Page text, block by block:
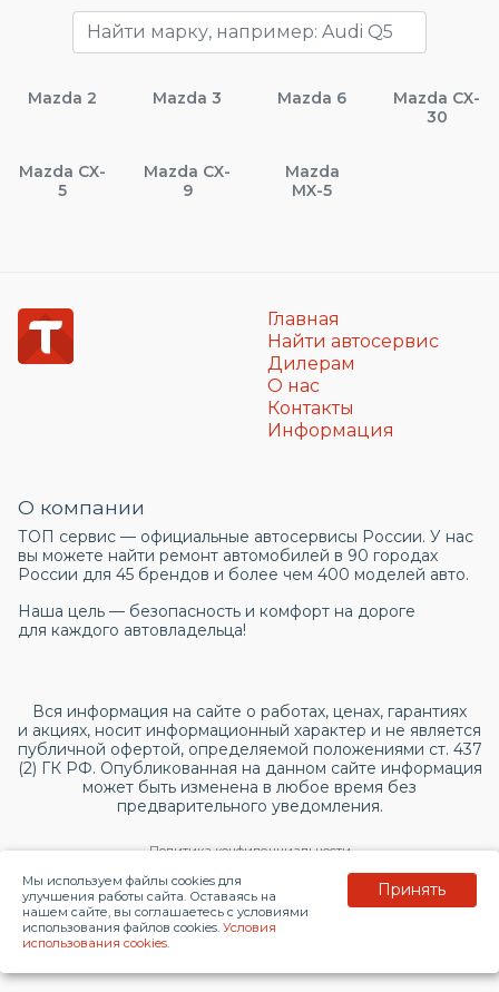
Mazda 2 Mazda 3 Mazda 6
Mazda CX-
30
Mazda CX-
5
Mazda CX-
9
Mazda
MX-5
Главная
Найти автосервис
Дилерам
О нас
Контакты
Информация
О компании
ТОП сервис — официальные автосервисы России. У нас
вы можете найти ремонт автомобилей в 90 городах
России для 45 брендов и более чем 400 моделей авто.
Наша цель — безопасность и комфорт на дороге
для каждого автовладельца!
Вся информация на сайте о работах, ценах, гарантиях
и акциях, носит информационный характер и не является
публичной офертой, определяемой положениями ст. 437
(2) ГК РФ. Опубликованная на данном сайте информация
может быть изменена в любое время без
предварительного уведомления.
Политика конфиденциальности
Согласие на обработку персональных данных
© 2026 topservice.su
Мы используем файлы cookies для
улучшения работы сайта. Оставаясь на
нашем сайте, вы соглашаетесь с условиями
использования файлов cookies. Условия
использования cookies.
Принять